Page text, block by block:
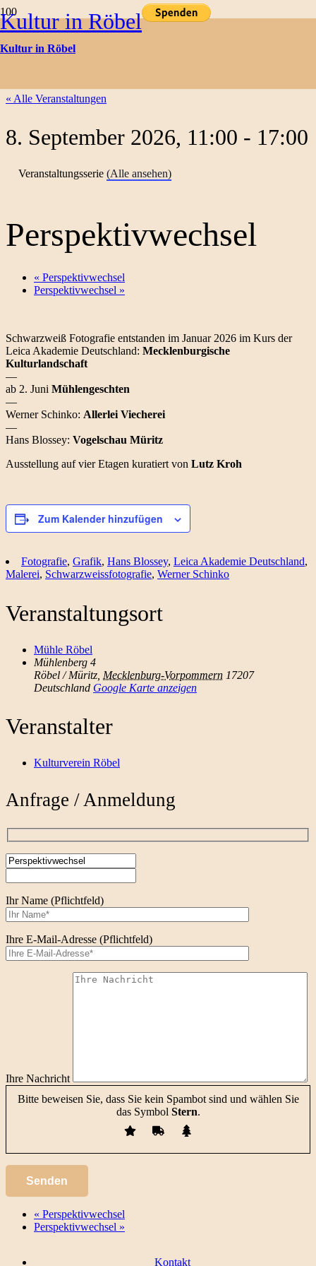
Kultur in Röbel
Kultur in Röbel
Kulturtermine
« Alle Veranstaltungen
8. September 2026, 11:00 - 17:00
Veranstaltungsserie (Alle ansehen)
Perspektivwechsel
« Perspektivwechsel
Perspektivwechsel »
Schwarzweiß Fotografie entstanden im Januar 2026 im Kurs der
Leica Akademie Deutschland: Mecklenburgische
Kulturlandschaft
—
ab 2. Juni Mühlengeschten
—
Werner Schinko: Allerlei Viecherei
—
Hans Blossey: Vogelschau Müritz
Ausstellung auf vier Etagen kuratiert von Lutz Kroh
Zum Kalender hinzufügen
Fotografie, Grafik, Hans Blossey, Leica Akademie Deutschland,
Malerei, Schwarzweissfotografie, Werner Schinko
Veranstaltungsort
Mühle Röbel
Mühlenberg 4
Röbel / Müritz Mecklenburg-Vorpommern 17207
Deutschland Google Karte anzeigen
Veranstalter
Kulturverein Röbel
Anfrage / Anmeldung
Ihr Name (Pflichtfeld)
Ihre E-Mail-Adresse (Pflichtfeld)
Ihre Nachricht
Bitte beweisen Sie, dass Sie kein Spambot sind und wählen Sie
das Symbol Stern.
« Perspektivwechsel
Perspektivwechsel »
Kontakt